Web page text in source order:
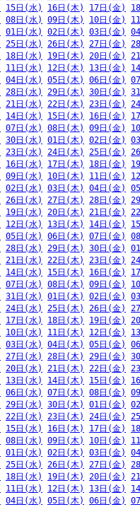
15日(水) 16日(木) 17日(金)
08日(水) 09日(木) 10日(金)
01日(水) 02日(木) 03日(金)
25日(水) 26日(木) 27日(金)
18日(水) 19日(木) 20日(金)
11日(水) 12日(木) 13日(金)
04日(水) 05日(木) 06日(金)
28日(水) 29日(木) 30日(金)
21日(水) 22日(木) 23日(金)
14日(水) 15日(木) 16日(金)
07日(水) 08日(木) 09日(金)
30日(水) 01日(木) 02日(金)
23日(水) 24日(木) 25日(金)
16日(水) 17日(木) 18日(金)
09日(水) 10日(木) 11日(金)
02日(水) 03日(木) 04日(金)
26日(水) 27日(木) 28日(金)
19日(水) 20日(木) 21日(金)
12日(水) 13日(木) 14日(金)
05日(水) 06日(木) 07日(金)
28日(水) 29日(木) 30日(金)
21日(水) 22日(木) 23日(金)
14日(水) 15日(木) 16日(金)
07日(水) 08日(木) 09日(金)
31日(水) 01日(木) 02日(金)
24日(水) 25日(木) 26日(金)
17日(水) 18日(木) 19日(金)
10日(水) 11日(木) 12日(金)
03日(水) 04日(木) 05日(金)
27日(水) 28日(木) 29日(金)
20日(水) 21日(木) 22日(金)
13日(水) 14日(木) 15日(金)
06日(水) 07日(木) 08日(金)
29日(水) 30日(木) 01日(金)
22日(水) 23日(木) 24日(金)
15日(水) 16日(木) 17日(金)
08日(水) 09日(木) 10日(金)
01日(水) 02日(木) 03日(金)
25日(水) 26日(木) 27日(金)
18日(水) 19日(木) 20日(金)
11日(水) 12日(木) 13日(金)
04日(水) 05日(木) 06日(金)